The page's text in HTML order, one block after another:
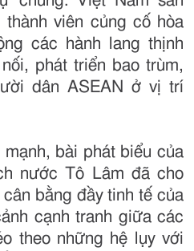
viên củng cố hòa
các hành lang thịnh
phát triển bao trùm,
dân ASEAN ở vị trí
bài phát biểu của
nước Tô Lâm đã cho
bằng đầy tinh tế của
cạnh tranh giữa các
theo những hệ lụy với